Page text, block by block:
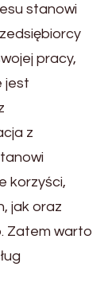
stanowi
pracy,
jest
z
korzyści,
jak oraz
Zatem warto